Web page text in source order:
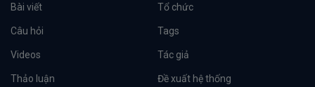
Bài viết Tổ chức
Câu hỏi Tags
Videos Tác giả
Thảo luận Đề xuất hệ thống